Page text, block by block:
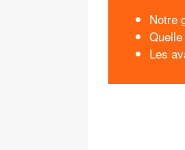
Notre
Les